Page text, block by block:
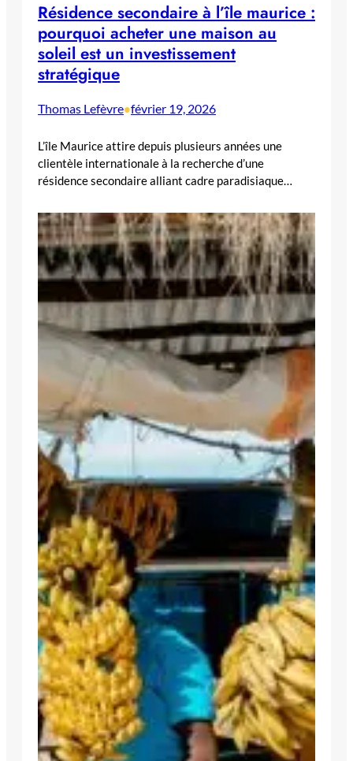
Résidence secondaire à l’île maurice :
pourquoi acheter une maison au
soleil est un investissement
stratégique
Thomas Lefèvre•février 19, 2026
L’île Maurice attire depuis plusieurs années une
clientèle internationale à la recherche d’une
résidence secondaire alliant cadre paradisiaque…